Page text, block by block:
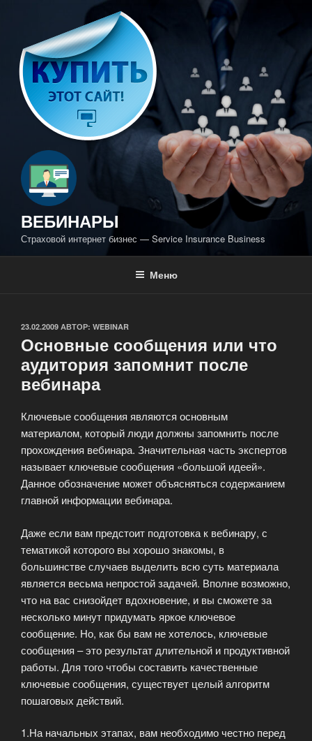
содержимому
ВЕБИНАРЫ
Страховой интернет бизнес — Service Insurance Business
Меню
ОПУБЛИКОВАНО
23.02.2009 АВТОР: WEBINAR
Основные сообщения или что
аудитория запомнит после
вебинара
Ключевые сообщения являются основным
материалом, который люди должны запомнить после
прохождения вебинара. Значительная часть экспертов
называет ключевые сообщения «большой идеей».
Данное обозначение может объясняться содержанием
главной информации вебинара.
Даже если вам предстоит подготовка к вебинару, с
тематикой которого вы хорошо знакомы, в
большинстве случаев выделить всю суть материала
является весьма непростой задачей. Вполне возможно,
что на вас снизойдет вдохновение, и вы сможете за
несколько минут придумать яркое ключевое
сообщение. Но, как бы вам не хотелось, ключевые
сообщения – это результат длительной и продуктивной
работы. Для того чтобы составить качественные
ключевые сообщения, существует целый алгоритм
пошаговых действий.
1.На начальных этапах, вам необходимо честно перед